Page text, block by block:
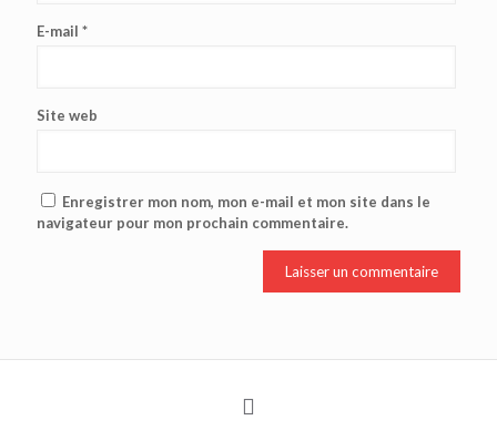
E-mail *
Site web
Enregistrer mon nom, mon e-mail et mon site dans le
navigateur pour mon prochain commentaire.